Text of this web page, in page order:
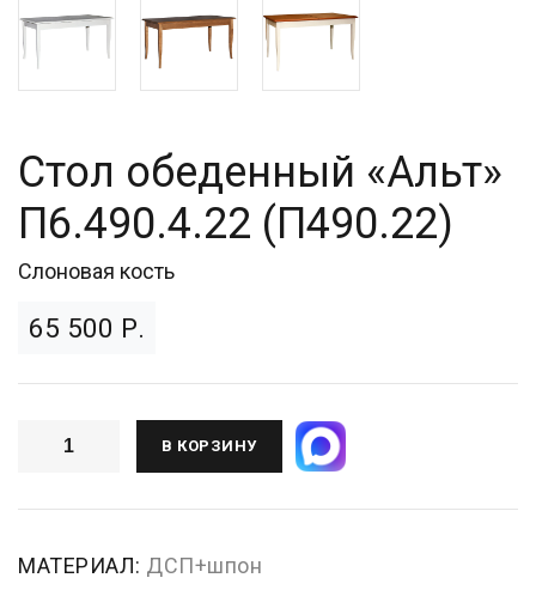
Стол обеденный «Альт»
П6.490.4.22 (П490.22)
Слоновая кость
65 500 Р.
В КОРЗИНУ
МАТЕРИАЛ: ДСП+шпон